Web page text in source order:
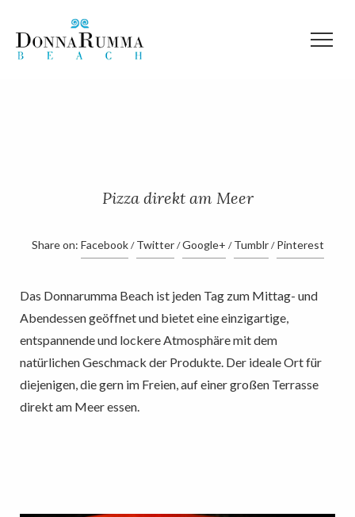
Pizza direkt am Meer
Share on: Facebook Twitter Google+ Tumblr Pinterest
Das Donnarumma Beach ist jeden Tag zum Mittag- und
Abendessen geöffnet und bietet eine einzigartige,
entspannende und lockere Atmosphäre mit dem
natürlichen Geschmack der Produkte. Der ideale Ort für
diejenigen, die gern im Freien, auf einer großen Terrasse
direkt am Meer essen.